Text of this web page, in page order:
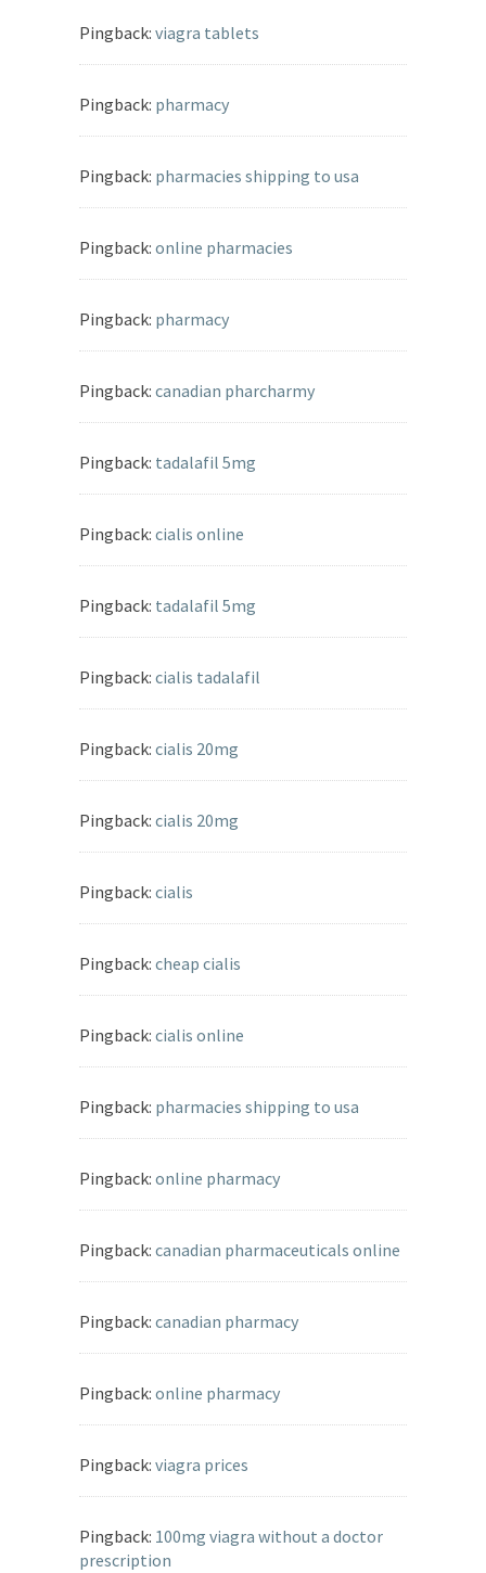
Pingback: viagra tablets
Pingback: pharmacy
Pingback: pharmacies shipping to usa
Pingback: online pharmacies
Pingback: pharmacy
Pingback: canadian pharcharmy
Pingback: tadalafil 5mg
Pingback: cialis online
Pingback: tadalafil 5mg
Pingback: cialis tadalafil
Pingback: cialis 20mg
Pingback: cialis 20mg
Pingback: cialis
Pingback: cheap cialis
Pingback: cialis online
Pingback: pharmacies shipping to usa
Pingback: online pharmacy
Pingback: canadian pharmaceuticals online
Pingback: canadian pharmacy
Pingback: online pharmacy
Pingback: viagra prices
Pingback: 100mg viagra without a doctor
prescription